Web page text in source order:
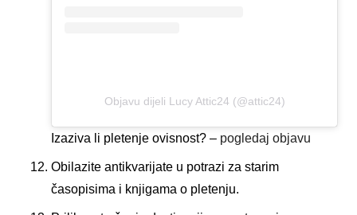
Objavu dijeli Lucy Attic24 (@attic24)
Izaziva li pletenje ovisnost? – pogledaj objavu
Obilazite antikvarijate u potrazi za starim
časopisima i knjigama o pletenju.